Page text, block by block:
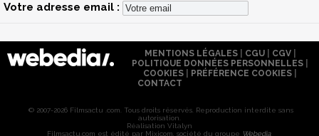
Votre adresse email :
MENTIONS LÉGALES| CGU| CGV|
POLITIQUE DONNÉES PERSONNELLES
COOKIES
PRÉFÉRENCE COOKIES
CONTACT
© 2007-2026 Filmsactu .com. Tous droits réservés. Reproduction interdite sans
autorisation.
Réalisation Vitalyn
Filmsactu .com est édité par Mixicom, société du groupe Webedia.